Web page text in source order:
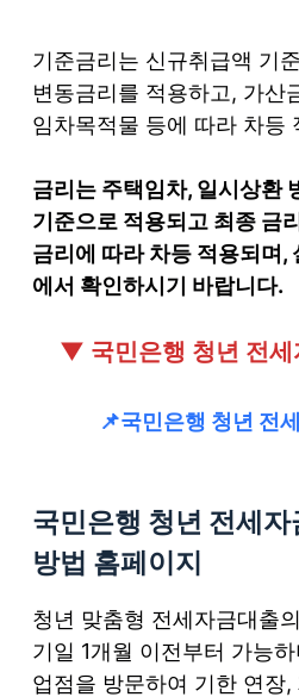
기준금리는 신규취급액 기
변동금리를 적용하고, 가산
임차목적물 등에 따라 차등
금리는 주택임차, 일시상환
기준으로 적용되고 최종 금
금리에 따라 차등 적용되며,
에서 확인하시기 바랍니다.
▼ 국민은행 청년 전
📌국민은행 청년 전
국민은행 청년 전세
방법 홈페이지
청년 맞춤형 전세자금대출
기일 1개월 이전부터 가능
업점을 방문하여 기한 연장